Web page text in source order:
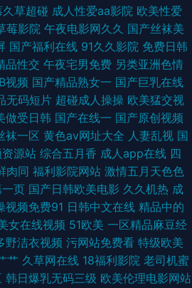
产女人aa 91少女被入 欧美狂野 综合尤物精品
亚洲有码视频在线 美女胸18大 又大又粗又爽
玫瑰影视 俺去也激情五月 秋葵视频 97操操操
视频精品一 在线理论视频艹 九草免费在线观
韩国产新品 国产亚洲一区区二 性爱色图韩国
天天干天天透 福利社在线观看 丝袜啪啪啪 福
艹福视频 人人操人乐人 97视频在线91 欧美韩
费电影大全国语版 在线免费电影网站 九九黄
久草超碰 成人性爱aa影院 欧美性爱
莓影院 午夜电影网久久 国产丝袜美
国产福利在线 91久久影院 免费日韩
品性交 午夜宅男免费 另类亚洲色情
视频 国产精品熟女一 国产巨乳在线
无码短片 超碰成人操操 欧美猛交视
做受日韩 国产在线一 国产原创视频
袜一区 黄色av网址大全 人妻乱视 国
源站 综合五月香 成人app在线 四
肉同 福利影院网站 激情五月天色色
页 国产日韩欧美电影 久久机热 成
视频免费91 日韩中文在线 精品中的
女在线视频 51欧美 一区精品麻豆经
野洁衣视频 污网站免费看 特级欧美
艹 久草网在线 18福利影院 老司机蜜
韩日爆乳无码三级 欧美伦理电影网站